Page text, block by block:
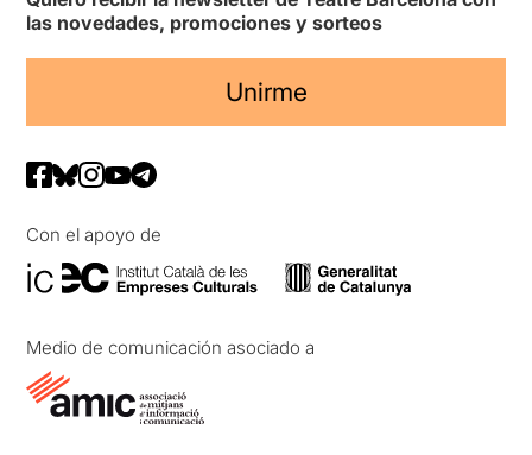
las novedades, promociones y sorteos
Unirme
Con el apoyo de
Medio de comunicación asociado a